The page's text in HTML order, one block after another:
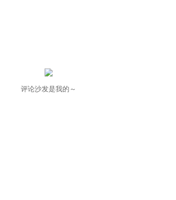
评论沙发是我的～